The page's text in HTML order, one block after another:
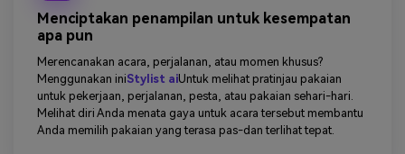
Menciptakan penampilan untuk kesempatan
apa pun
Merencanakan acara, perjalanan, atau momen khusus?
Menggunakan iniStylist aiUntuk melihat pratinjau pakaian
untuk pekerjaan, perjalanan, pesta, atau pakaian sehari-hari.
Melihat diri Anda menata gaya untuk acara tersebut membantu
Anda memilih pakaian yang terasa pas-dan terlihat tepat.